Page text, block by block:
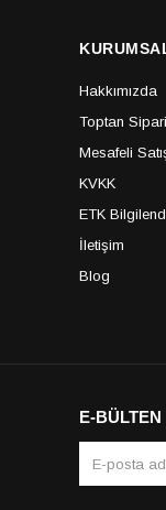
Hakkımızda
Toptan
Mesafeli
KVKK
ETK
İletişim
Blog
E-BÜLTEN